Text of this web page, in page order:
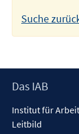
Suche
Footer
Das IAB
Institut für
Leitbild